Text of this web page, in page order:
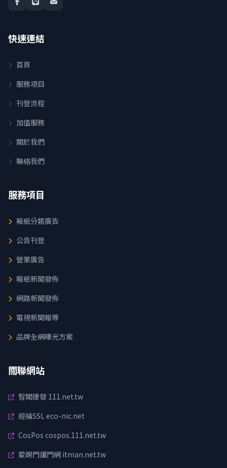
快速連結
首頁
服務項目
刊登流程
加值服務
關於我們
聯絡我們
服務項目
報紙分類廣告
公告刊登
營業廣告
報紙新聞發佈
網路新聞發佈
電視新聞報導
品牌全網曝光方案
關聯網站
智聞捷發 111.net.tw
經綸SSL eco-nic.net
CosPos cospos.111.net.tw
愛踢門護門網 itman.net.tw